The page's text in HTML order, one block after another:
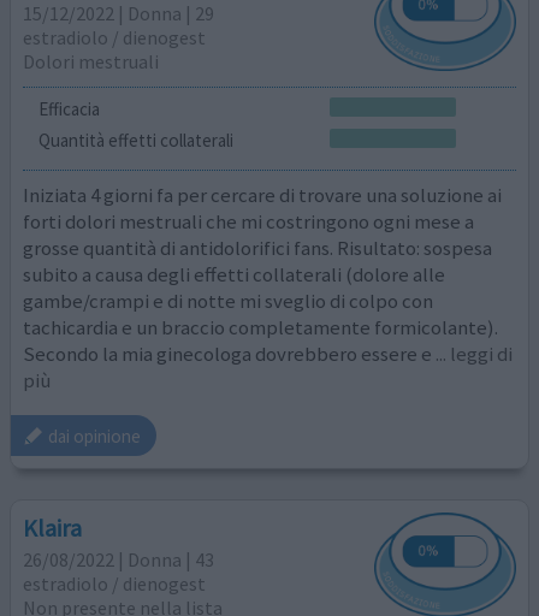
15/12/2022 | Donna | 29
estradiolo / dienogest
Dolori mestruali
Efficacia
Quantità effetti collaterali
Iniziata 4 giorni fa per cercare di trovare una soluzione ai
forti dolori mestruali che mi costringono ogni mese a
grosse quantità di antidolorifici fans. Risultato: sospesa
subito a causa degli effetti collaterali (dolore alle
gambe/crampi e di notte mi sveglio di colpo con
tachicardia e un braccio completamente formicolante).
Secondo la mia ginecologa dovrebbero essere e ... leggi di
più
dai opinione
Klaira
26/08/2022 | Donna | 43
estradiolo / dienogest
Non presente nella lista